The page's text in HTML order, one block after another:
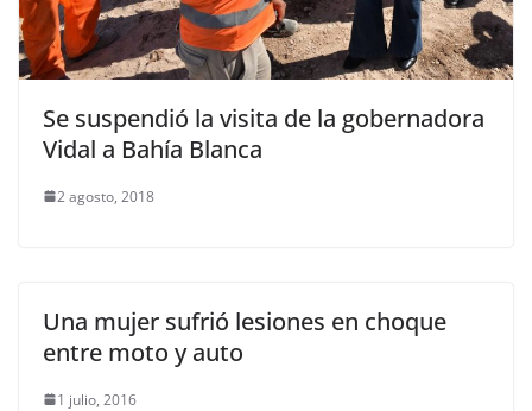
Se suspendió la visita de la gobernadora
Vidal a Bahía Blanca
2 agosto, 2018
Una mujer sufrió lesiones en choque
entre moto y auto
1 julio, 2016